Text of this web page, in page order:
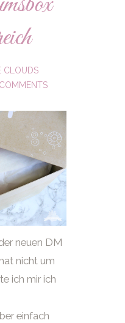
CLOUDS
neuen DM
nicht um
ich mir ich
einfach